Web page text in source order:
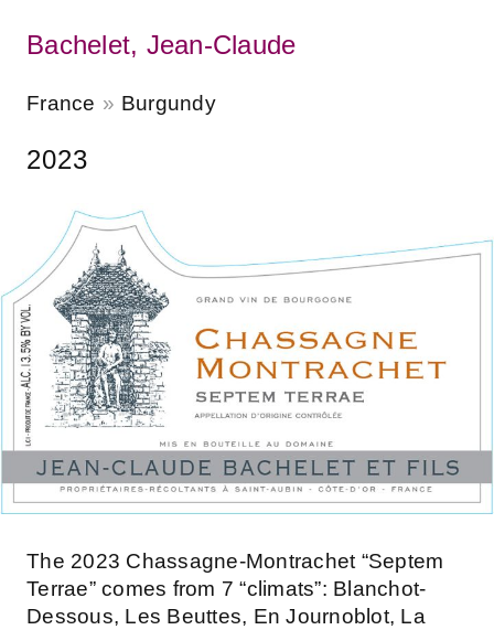
Bachelet, Jean-Claude
France Burgundy
2023
The 2023 Chassagne-Montrachet “Septem
Terrae” comes from 7 “climats”: Blanchot-
Dessous, Les Beuttes, En Journoblot, La